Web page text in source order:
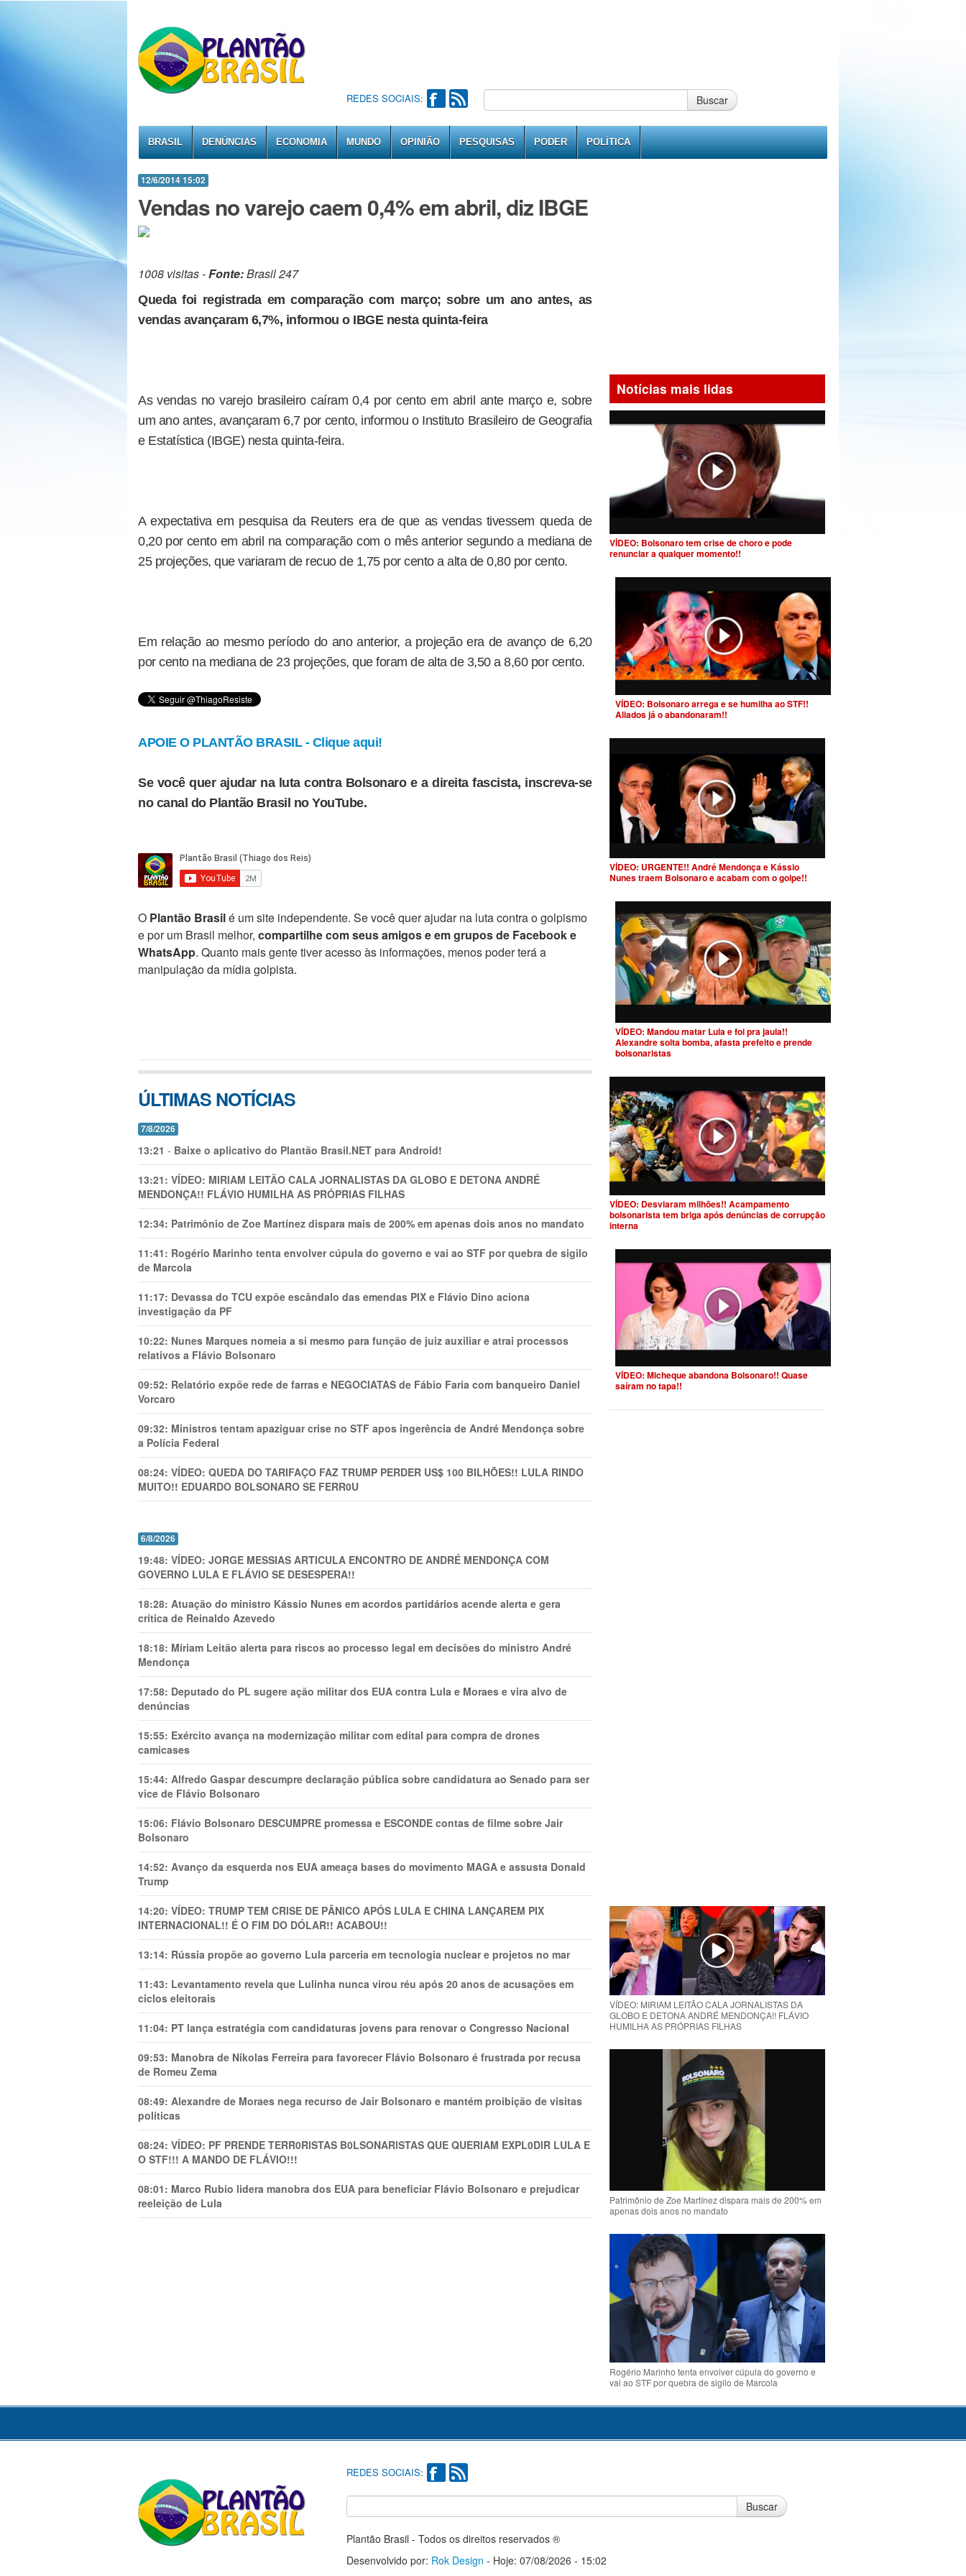
REDES SOCIAIS: Buscar
BRASIL DENÚNCIAS ECONOMIA MUNDO OPINIÃO PESQUISAS PODER POLÍTICA
12/6/2014 15:02
Vendas no varejo caem 0,4% em abril, diz IBGE
1008 visitas -Fonte:Brasil 247
Queda foi registrada em comparação com março; sobre um ano antes, as
vendas avançaram 6,7%, informou o IBGE nesta quinta-feira
As vendas no varejo brasileiro caíram 0,4 por cento em abril ante março e, sobre
um ano antes, avançaram 6,7 por cento, informou o Instituto Brasileiro de Geografia
e Estatística (IBGE) nesta quinta-feira.
A expectativa em pesquisa da Reuters era de que as vendas tivessem queda de
0,20 por cento em abril na comparação com o mês anterior segundo a mediana de
25 projeções, que variaram de recuo de 1,75 por cento a alta de 0,80 por cento.
Em relação ao mesmo período do ano anterior, a projeção era de avanço de 6,20
por cento na mediana de 23 projeções, que foram de alta de 3,50 a 8,60 por cento.
APOIE O PLANTÃO BRASIL - Clique aqui!
Se você quer ajudar na luta contra Bolsonaro e a direita fascista, inscreva-se
no canal do Plantão Brasil no YouTube.
O Plantão Brasilé um site independente. Se você quer ajudar na luta contra o golpismo
e por um Brasil melhor, compartilhe com seus amigos e em grupos de Facebook e
WhatsApp. Quanto mais gente tiver acesso às informações, menos poder terá a
manipulação da mídia golpista.
ÚLTIMAS NOTÍCIAS
7/8/2026
13:21 - Baixe o aplicativo do Plantão Brasil.NET para Android!
13:21: VÍDEO: MIRIAM LEITÃO CALA JORNALISTAS DA GLOBO E DETONA ANDRÉ
MENDONÇA!! FLÁVIO HUMILHA AS PRÓPRIAS FILHAS
12:34: Patrimônio de Zoe Martínez dispara mais de 200% em apenas dois anos no mandato
11:41: Rogério Marinho tenta envolver cúpula do governo e vai ao STF por quebra de sigilo
de Marcola
11:17: Devassa do TCU expõe escândalo das emendas PIX e Flávio Dino aciona
investigação da PF
10:22: Nunes Marques nomeia a si mesmo para função de juiz auxiliar e atrai processos
relativos a Flávio Bolsonaro
09:52: Relatório expõe rede de farras e NEGOCIATAS de Fábio Faria com banqueiro Daniel
Vorcaro
09:32: Ministros tentam apaziguar crise no STF apos ingerência de André Mendonça sobre
a Polícia Federal
08:24: VÍDEO: QUEDA DO TARIFAÇO FAZ TRUMP PERDER US$ 100 BILHÕES!! LULA RINDO
MUITO!! EDUARDO BOLSONARO SE FERR0U
6/8/2026
19:48: VÍDEO: JORGE MESSIAS ARTICULA ENCONTRO DE ANDRÉ MENDONÇA COM
GOVERNO LULA E FLÁVIO SE DESESPERA!!
18:28: Atuação do ministro Kássio Nunes em acordos partidários acende alerta e gera
crítica de Reinaldo Azevedo
18:18: Míriam Leitão alerta para riscos ao processo legal em decisões do ministro André
Mendonça
17:58: Deputado do PL sugere ação militar dos EUA contra Lula e Moraes e vira alvo de
denúncias
15:55: Exército avança na modernização militar com edital para compra de drones
camicases
15:44: Alfredo Gaspar descumpre declaração pública sobre candidatura ao Senado para ser
vice de Flávio Bolsonaro
15:06: Flávio Bolsonaro DESCUMPRE promessa e ESCONDE contas de filme sobre Jair
Bolsonaro
14:52: Avanço da esquerda nos EUA ameaça bases do movimento MAGA e assusta Donald
Trump
14:20: VÍDEO: TRUMP TEM CRlSE DE PÂNlCO APÓS LULA E CHINA LANÇAREM PIX
INTERNACIONAL!! É O FIM DO DÓLAR!! ACABOU!!
13:14: Rússia propõe ao governo Lula parceria em tecnologia nuclear e projetos no mar
11:43: Levantamento revela que Lulinha nunca virou réu após 20 anos de acusações em
ciclos eleitorais
11:04: PT lança estratégia com candidaturas jovens para renovar o Congresso Nacional
09:53: Manobra de Nikolas Ferreira para favorecer Flávio Bolsonaro é frustrada por recusa
de Romeu Zema
08:49: Alexandre de Moraes nega recurso de Jair Bolsonaro e mantém proibição de visitas
políticas
08:24: VÍDEO: PF PRENDE TERR0RlSTAS B0LSONARlSTAS QUE QUERIAM EXPL0DlR LULA E
O STF!!! A MANDO DE FLÁVIO!!!
08:01: Marco Rubio lidera manobra dos EUA para beneficiar Flávio Bolsonaro e prejudicar
reeleição de Lula
Notícias mais lidas
VÍDEO: Bolsonaro tem crise de choro e pode
renunciar a qualquer momento!!
VÍDEO: Bolsonaro arrega e se humilha ao STF!!
Aliados já o abandonaram!!
VÍDEO: URGENTE!! André Mendonça e Kássio
Nunes traem Bolsonaro e acabam com o golpe!!
VÍDEO: Mandou matar Lula e foi pra jaula!!
Alexandre solta bomba, afasta prefeito e prende
bolsonaristas
VÍDEO: Desviaram milhões!! Acampamento
bolsonarista tem briga após denúncias de corrupção
interna
VÍDEO: Micheque abandona Bolsonaro!! Quase
saíram no tapa!!
VÍDEO: MIRIAM LEITÃO CALA JORNALISTAS DA
GLOBO E DETONA ANDRÉ MENDONÇA!! FLÁVIO
HUMILHA AS PRÓPRIAS FILHAS
Patrimônio de Zoe Martínez dispara mais de 200% em
apenas dois anos no mandato
Rogério Marinho tenta envolver cúpula do governo e
vai ao STF por quebra de sigilo de Marcola
REDES SOCIAIS:
Buscar
Plantão Brasil - Todos os direitos reservados ®
Desenvolvido por: Rok Design - Hoje: 07/08/2026 - 15:02